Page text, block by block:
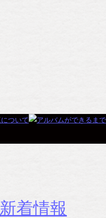
新着情報